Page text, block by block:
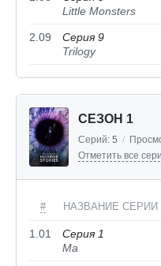
Little Monsters
2.09
Серия 9
Trilogy
СЕЗОН 1
Серий: 5 /
Отметить все
# НАЗВАНИЕ СЕРИИ
1.01
Серия 1
Ma